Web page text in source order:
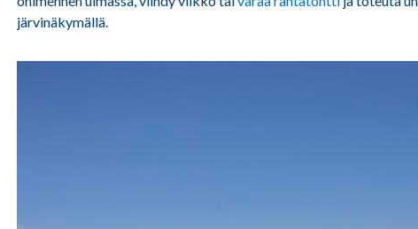
järvinäkymällä.